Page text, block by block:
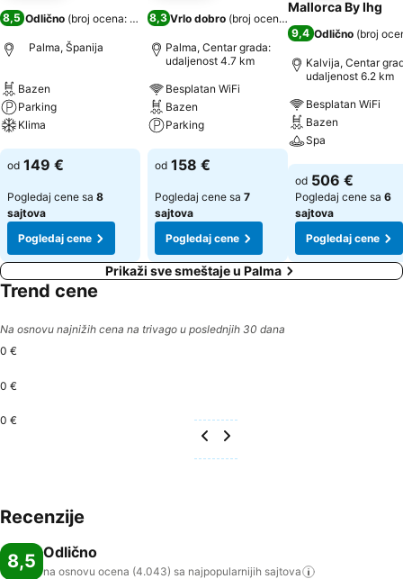
8,5 Odlično (broj ocena: 4.043)
Palma, Španija
Bazen
Parking
Klima
Pogledaj cene
od 149 €
Pogledaj cene sa 8
sajtova
Pogledaj cene
8,3Vrlo dobro (broj ocena: 9.915
Palma, Centar grada:
udaljenost 4.7 km
Besplatan WiFi
Bazen
Parking
Pogledaj cene
od 158 €
Pogledaj cene sa 7
sajtova
Pogledaj cene
Mallorca By Ihg
9,4 Odlično (broj
Kalvija, Centar
udaljenost 6.2 km
Besplatan WiFi
Bazen
Spa
Pogledaj cene
od 506 €
Pogledaj cene sa 6
sajtova
Pogledaj cene
Prikaži sve smeštaje u Palma
Trend cene
Na osnovu najnižih cena na trivago u poslednjih 30 dana
0 €
0 €
0 €
Recenzije
8,5 Odlično
na osnovu ocena (4.043) sa najpopularnijih sajtova